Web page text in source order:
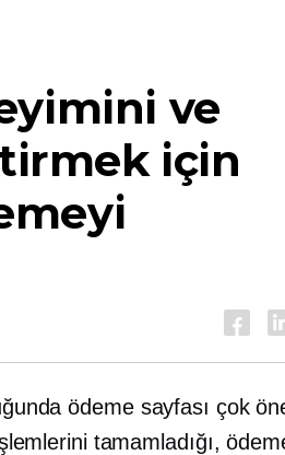
ve
için
ödeme sayfası çok
tamamladığı,